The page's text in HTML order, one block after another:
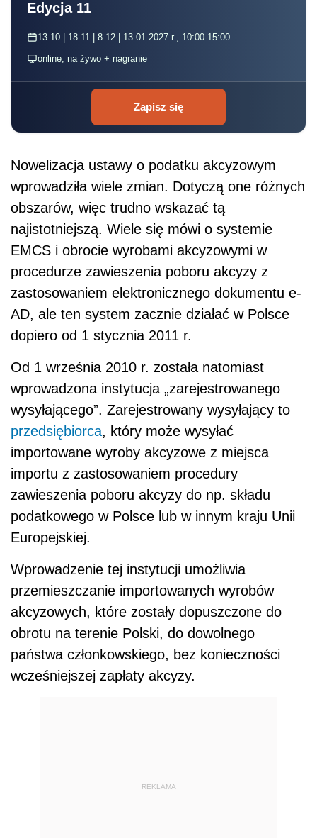
Edycja 11
13.10 | 18.11 | 8.12 | 13.01.2027 r., 10:00-15:00
online, na żywo + nagranie
Zapisz się
Nowelizacja ustawy o podatku akcyzowym
wprowadziła wiele zmian. Dotyczą one różnych
obszarów, więc trudno wskazać tą
najistotniejszą. Wiele się mówi o systemie
EMCS i obrocie wyrobami akcyzowymi w
procedurze zawieszenia poboru akcyzy z
zastosowaniem elektronicznego dokumentu e-
AD, ale ten system zacznie działać w Polsce
dopiero od 1 stycznia 2011 r.
Od 1 września 2010 r. została natomiast
wprowadzona instytucja „zarejestrowanego
wysyłającego”. Zarejestrowany wysyłający to
przedsiębiorca, który może wysyłać
importowane wyroby akcyzowe z miejsca
importu z zastosowaniem procedury
zawieszenia poboru akcyzy do np. składu
podatkowego w Polsce lub w innym kraju Unii
Europejskiej.
Wprowadzenie tej instytucji umożliwia
przemieszczanie importowanych wyrobów
akcyzowych, które zostały dopuszczone do
obrotu na terenie Polski, do dowolnego
państwa członkowskiego, bez konieczności
wcześniejszej zapłaty akcyzy.
REKLAMA